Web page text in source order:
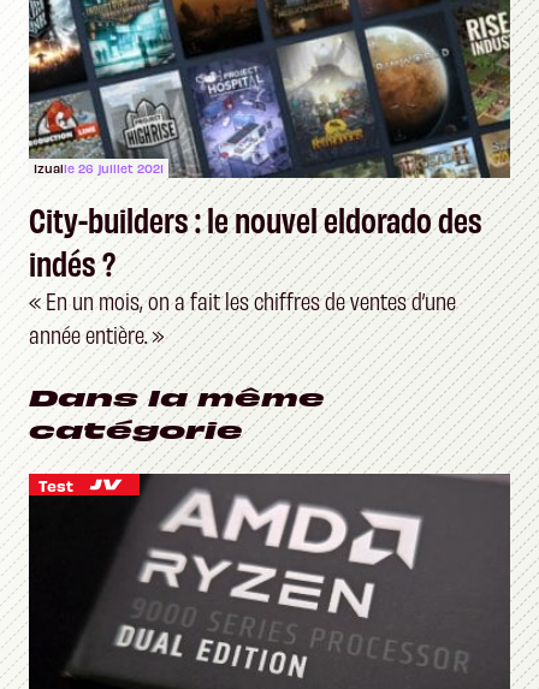
Izualle 26 juillet 2021
City-builders : le nouvel eldorado des
indés ?
« En un mois, on a fait les chiffres de ventes d’une
année entière. »
Dans la même
catégorie
Test